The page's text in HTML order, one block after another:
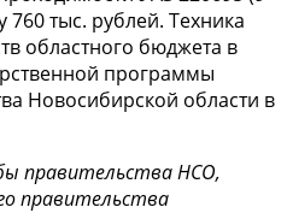
тыс. рублей. Техника
областного бюджета в
программы
Новосибирской области в
правительства НСО,
правительства